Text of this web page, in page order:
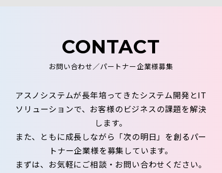
CONTACT
お問い合わせ／パートナー企業様募集
アスノシステムが長年培ってきたシステム開発とIT
ソリューションで、お客様のビジネスの課題を解決
します。
また、ともに成長しながら「次の明日」を創るパー
トナー企業様を募集しています。
まずは、お気軽にご相談・お問い合わせください。